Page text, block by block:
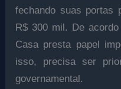
fechando suas portas
R$ 300 mil. De
Casa presta papel
isso, precisa ser
governamental.